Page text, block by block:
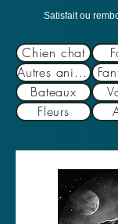
Satisfait ou
Chien chat
Autres animaux
Bateaux
Fleurs